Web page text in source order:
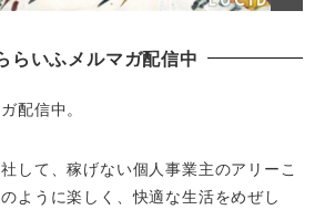
らいふメルマガ配信中
配信中。
して、稼げない個人事業主のアリーこ
ように楽しく、快適な生活をめぜし